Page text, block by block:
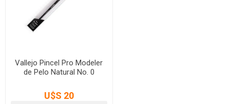
Vallejo Pincel Pro Modeler
de Pelo Natural No. 0
U$S 20